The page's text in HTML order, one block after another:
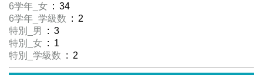
6学年_女 : 34
6学年_学級数 : 2
特別_男
: 3
特別_女 : 1
特別_学級数 : 2